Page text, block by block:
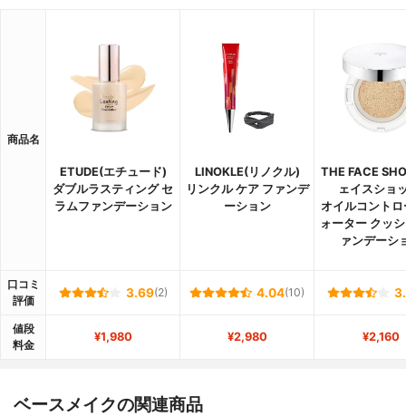
商品名
ETUDE(エチュード)
ダブルラスティング セ
ラムファンデーション
LINOKLE(リノクル)
リンクル ケア ファンデ
ーション
THE FACE
ェイスショ
オイルコントロ
ォーター クッ
ァンデーシ
口コミ
評価
3.69(2) 4.04(10)
値段
料金
¥1,980 ¥2,980 ¥2,160
ベースメイクの関連商品